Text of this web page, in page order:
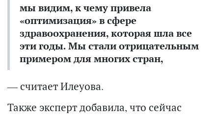
мы видим, к чему привела
«оптимизация» в сфере
здравоохранения, которая шла все
эти годы. Мы стали отрицательным
примером для многих стран,
— считает Илеуова.
Также эксперт добавила, что сейчас